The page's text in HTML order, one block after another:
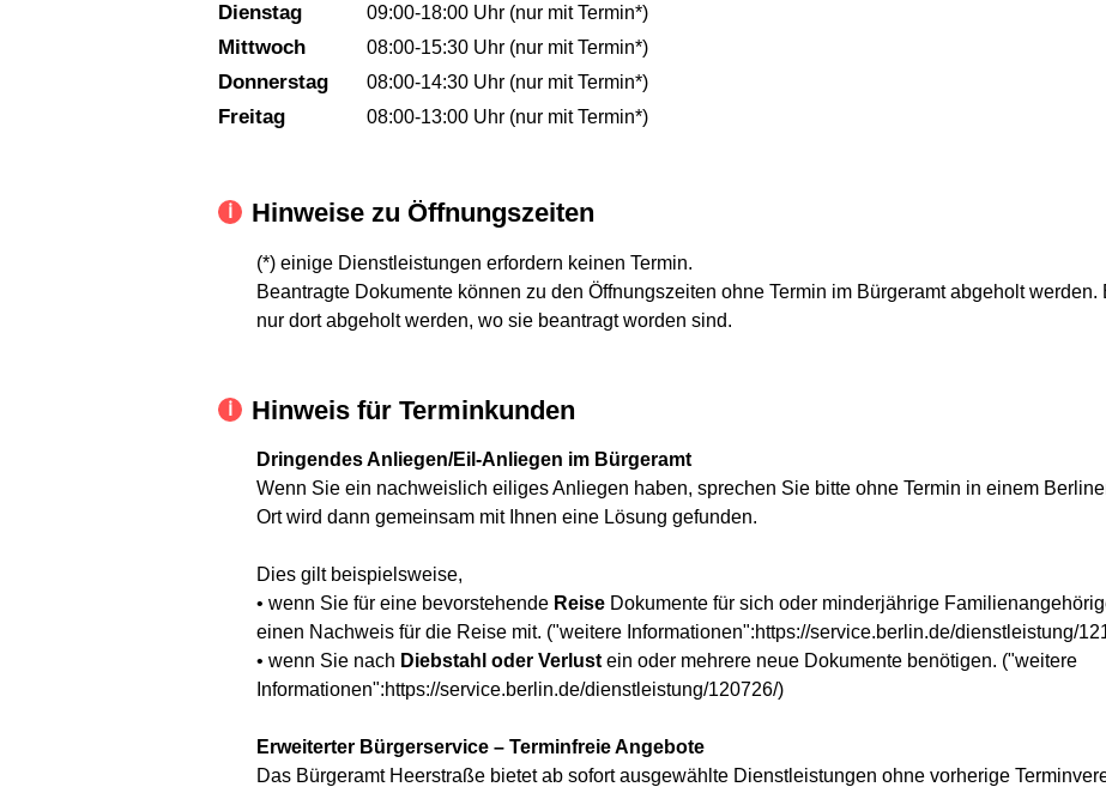
Dienstag 09:00-18:00 Uhr (nur mit Termin*)
Mittwoch 08:00-15:30 Uhr (nur mit Termin*)
Donnerstag 08:00-14:30 Uhr (nur mit Termin*)
Freitag 08:00-13:00 Uhr (nur mit Termin*)
Hinweise zu Öffnungszeiten
(*) einige Dienstleistungen erfordern keinen Termin.
Beantragte Dokumente können zu den Öffnungszeiten ohne Termin im Bürgeramt abgeholt
nur dort abgeholt werden, wo sie beantragt worden sind.
Hinweis für Terminkunden
Dringendes Anliegen/Eil-Anliegen im Bürgeramt
Wenn Sie ein nachweislich eiliges Anliegen haben, sprechen Sie bitte ohne Termin in einem
Ort wird dann gemeinsam mit Ihnen eine Lösung gefunden.
Dies gilt beispielsweise,
• wenn Sie für eine bevorstehende Reise Dokumente für sich oder minderjährige
einen Nachweis für die Reise mit. ("weitere Informationen":https://service.berlin.de/dienstleistung/
• wenn Sie nach Diebstahl oder Verlust ein oder mehrere neue Dokumente benötigen. ("weitere
Informationen":https://service.berlin.de/dienstleistung/120726/)
Erweiterter Bürgerservice – Terminfreie Angebote
Das Bürgeramt Heerstraße bietet ab sofort ausgewählte Dienstleistungen ohne vorherige